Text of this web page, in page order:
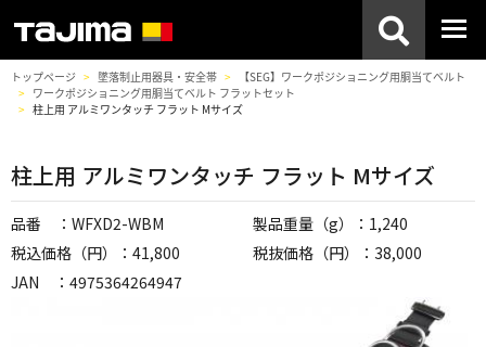
トップページ 墜落制止用器具・安全帯
【SEG】ワークポジショニング用胴当てベルト
ワークポジショニング用胴当てベルト フラットセット
柱上用 アルミワンタッチ フラット Mサイズ
柱上用 アルミワンタッチ フラット Mサイズ
品番 ：WFXD2-WBM
製品重量（g）：1,240
税込価格（円）：41,800
税抜価格（円）：38,000
JAN ：4975364264947